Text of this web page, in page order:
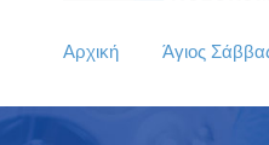
Αρχική Άγιος